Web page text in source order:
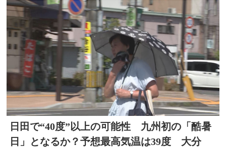
日田で“40度”以上の可能性 九州初の「酷暑
日」となるか？予想最高気温は39度 大分